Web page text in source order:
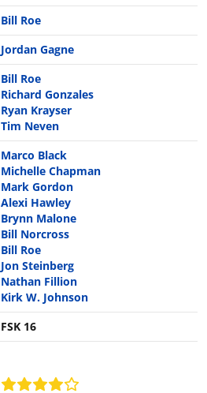
Bill Roe
Jordan Gagne
Bill Roe
Richard Gonzales
Ryan Krayser
Tim Neven
Marco Black
Michelle Chapman
Mark Gordon
Alexi Hawley
Brynn Malone
Bill Norcross
Bill Roe
Jon Steinberg
Nathan Fillion
Kirk W. Johnson
FSK 16